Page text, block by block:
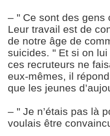
– " Ce sont des gens
Leur travail est de
de notre âge de
suicides. " Et si on
ces recruteurs ne
eux-mêmes, il
que les jeunes
– " Je n’étais pas là
voulais être